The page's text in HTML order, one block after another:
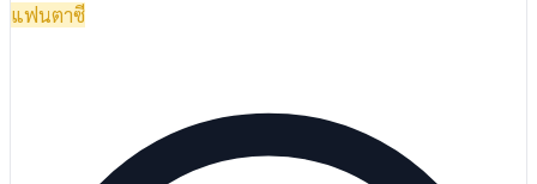
แฟนตาซี